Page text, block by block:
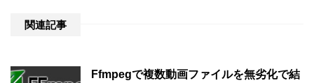
関連記事
Ffmpegで複数動画ファイルを無劣化で結